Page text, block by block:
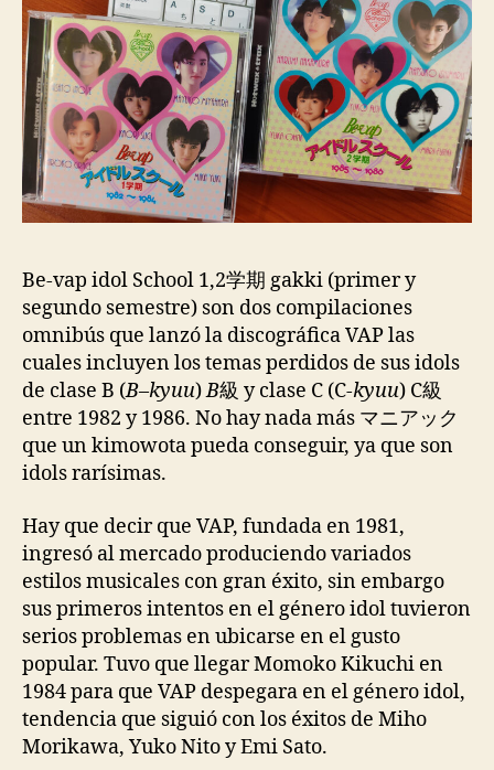
Be-vap idol School 1,2学期 gakki (primer y
segundo semestre) son dos compilaciones
omnibús que lanzó la discográfica VAP las
cuales incluyen los temas perdidos de sus idols
de clase B (B–kyuu)B級 y clase C (C-kyuu) C級
entre 1982 y 1986. No hay nada más マニアック
que un kimowota pueda conseguir, ya que son
idols rarísimas.
Hay que decir que VAP, fundada en 1981,
ingresó al mercado produciendo variados
estilos musicales con gran éxito, sin embargo
sus primeros intentos en el género idol tuvieron
serios problemas en ubicarse en el gusto
popular. Tuvo que llegar Momoko Kikuchi en
1984 para que VAP despegara en el género idol,
tendencia que siguió con los éxitos de Miho
Morikawa, Yuko Nito y Emi Sato.